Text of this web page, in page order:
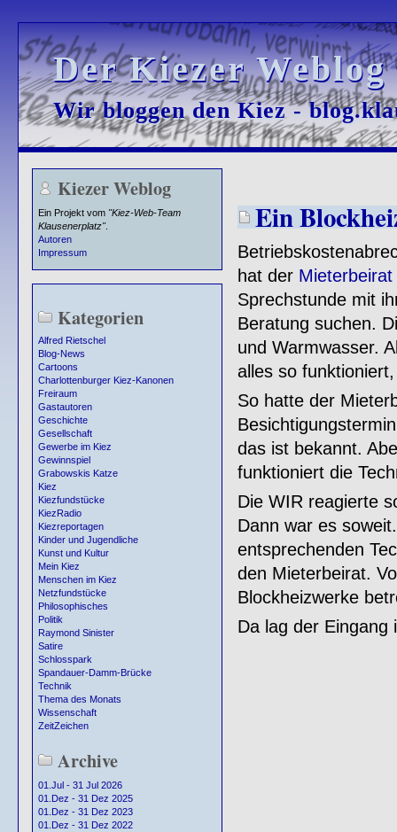
Der Kiezer
Der Kiezer
Wir bloggen den Kiez -
Wir bloggen den Kiez -
Kiezer Weblog
Ein Projekt vom "Kiez-Web-Team
Klausenerplatz".
Autoren
Impressum
Kategorien
Alfred Rietschel
Blog-News
Cartoons
Charlottenburger Kiez-Kanonen
Freiraum
Gastautoren
Geschichte
Gesellschaft
Gewerbe im Kiez
Gewinnspiel
Grabowskis Katze
Kiez
Kiezfundstücke
KiezRadio
Kiezreportagen
Kinder und Jugendliche
Kunst und Kultur
Mein Kiez
Menschen im Kiez
Netzfundstücke
Philosophisches
Politik
Raymond Sinister
Satire
Schlosspark
Spandauer-Damm-Brücke
Technik
Thema des Monats
Wissenschaft
ZeitZeichen
Archive
01.Jul - 31 Jul 2026
01.Dez - 31 Dez 2025
01.Dez - 31 Dez 2023
01.Dez - 31 Dez 2022
Ein
hat der
Sprechstunde mit
Beratung suchen.
und Warmwasser.
alles so
So hatte der
das ist bekannt.
funktioniert die
Die WIR reagierte
Dann war es
entsprechenden
den Mieterbeirat.
Blockheizwerke
Da lag der Eingang